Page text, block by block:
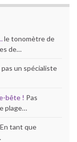
le tonomètre de
de…
pas un spécialiste
bête ! Pas
plage…
En tant que